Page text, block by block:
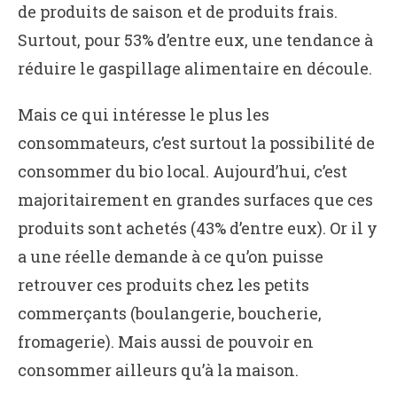
de produits de saison et de produits frais.
Surtout, pour 53% d’entre eux, une tendance à
réduire le gaspillage alimentaire en découle.
Mais ce qui intéresse le plus les
consommateurs, c’est surtout la possibilité de
consommer du bio local. Aujourd’hui, c’est
majoritairement en grandes surfaces que ces
produits sont achetés (43% d’entre eux). Or il y
a une réelle demande à ce qu’on puisse
retrouver ces produits chez les petits
commerçants (boulangerie, boucherie,
fromagerie). Mais aussi de pouvoir en
consommer ailleurs qu’à la maison.